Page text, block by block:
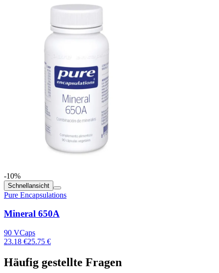
-10%
Schnellansicht
Pure Encapsulations
Mineral 650A
90 VCaps
23.18 €25.75 €
Häufig gestellte Fragen